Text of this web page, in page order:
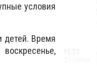
условия
детей. Время
15:23